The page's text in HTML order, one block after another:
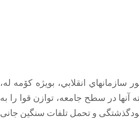
سازمانهاي انقلابي، بویژه کۆمه له،
در سطح جامعه، توازن قوا را به
و تحمل تلفات سنگين جانى